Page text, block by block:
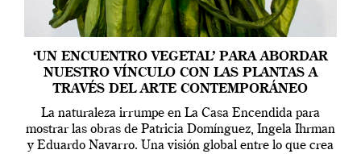
‘UN ENCUENTRO VEGETAL’ PARA ABORDAR
NUESTRO VÍNCULO CON LAS PLANTAS A
TRAVÉS DEL ARTE CONTEMPORÁNEO
La naturaleza irrumpe en La Casa Encendida para
mostrar las obras de Patricia Domínguez, Ingela Ihrman
y Eduardo Navarro. Una visión global entre lo que crea